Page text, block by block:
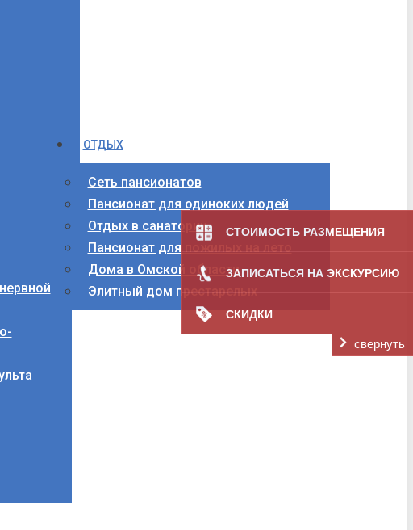
СТОИМОСТЬ РАЗМЕЩЕНИЯ
ЗАПИСАТЬСЯ НА ЭКСКУРСИЮ
СКИДКИ
свернуть
ОТДЫХ
Сеть пансионатов
Пансионат для одиноких людей
Отдых в санатории
Пансионат для пожилых на лето
Дома в Омской области
Элитный дом престарелых